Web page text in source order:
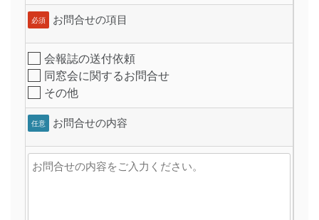
必須 お問合せの項目
会報誌の送付依頼
同窓会に関するお問合せ
その他
任意 お問合せの内容